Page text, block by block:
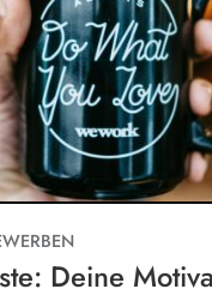
Deine